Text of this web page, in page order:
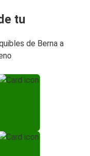
tu
de Berna a